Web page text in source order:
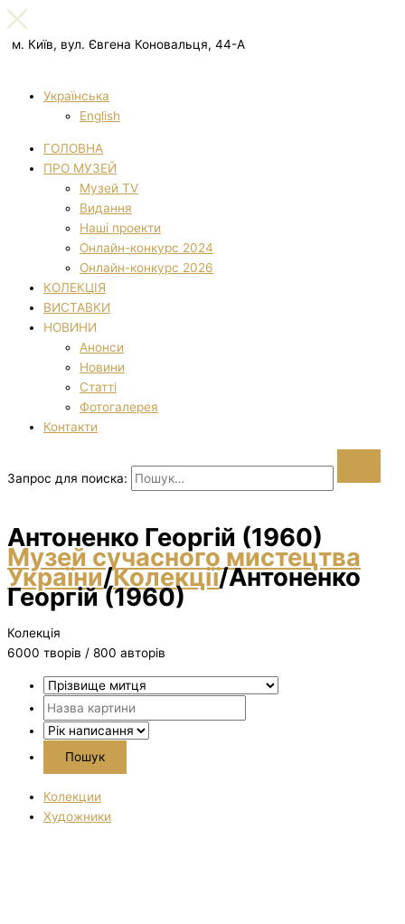
м. Київ, вул. Євгена Коновальця, 44-А
Українська
English
ГОЛОВНА
ПРО МУЗЕЙ
Музей TV
Видання
Наші проекти
Онлайн-конкурс 2024
Онлайн-конкурс 2026
КОЛЕКЦІЯ
ВИСТАВКИ
НОВИНИ
Анонси
Новини
Статті
Фотогалерея
Контакти
Запрос для поиска:
Антоненко Георгій (1960)
Музей сучасного мистецтва
України/Колекції/Антоненко
Георгій (1960)
Колекція
6000 творiв / 800 авторів
Колекции
Художники